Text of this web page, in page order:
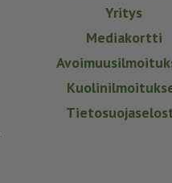
Yritys
Mediakortti